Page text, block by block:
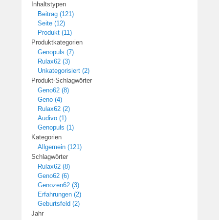
Inhaltstypen
Beitrag (121)
Seite (12)
Produkt (11)
Produktkategorien
Genopuls (7)
Rulax62 (3)
Unkategorisiert (2)
Produkt-Schlagwörter
Geno62 (8)
Geno (4)
Rulax62 (2)
Audivo (1)
Genopuls (1)
Kategorien
Allgemein (121)
Schlagwörter
Rulax62 (8)
Geno62 (6)
Genozen62 (3)
Erfahrungen (2)
Geburtsfeld (2)
Jahr